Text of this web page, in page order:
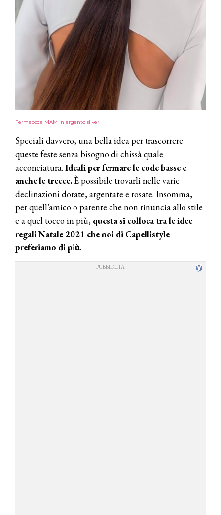
Fermacoda MAM in argento silver
Speciali davvero, una bella idea per trascorrere
queste feste senza bisogno di chissà quale
acconciatura. Ideali per fermare le code basse e
anche le trecce. È possibile trovarli nelle varie
declinazioni dorate, argentate e rosate. Insomma,
per quell’amico o parente che non rinuncia allo stile
e a quel tocco in più, questa si colloca tra le idee
regali Natale 2021 che noi di Capellistyle
preferiamo di più.